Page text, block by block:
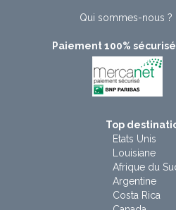
Qui sommes-nous ?
Paiement 100%
Top
Etats Unis
Louisiane
Afrique du
Argentine
Costa Rica